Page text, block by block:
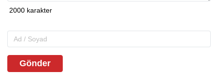
Gönder